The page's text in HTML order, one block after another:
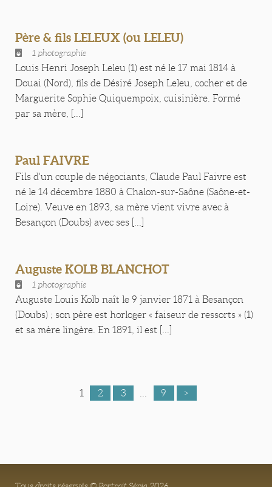
Père & fils LELEUX (ou LELEU)
1 photographie
Louis Henri Joseph Leleu (1) est né le 17 mai 1814 à
Douai (Nord), fils de Désiré Joseph Leleu, cocher et de
Marguerite Sophie Quiquempoix, cuisinière. Formé
par sa mère, [...]
Paul FAIVRE
Fils d'un couple de négociants, Claude Paul Faivre est
né le 14 décembre 1880 à Chalon-sur-Saône (Saône-et-
Loire). Veuve en 1893, sa mère vient vivre avec à
Besançon (Doubs) avec ses [...]
Auguste KOLB BLANCHOT
1 photographie
Auguste Louis Kolb naît le 9 janvier 1871 à Besançon
(Doubs) ; son père est horloger « faiseur de ressorts » (1)
et sa mère lingère. En 1891, il est [...]
1 2 3 9 >